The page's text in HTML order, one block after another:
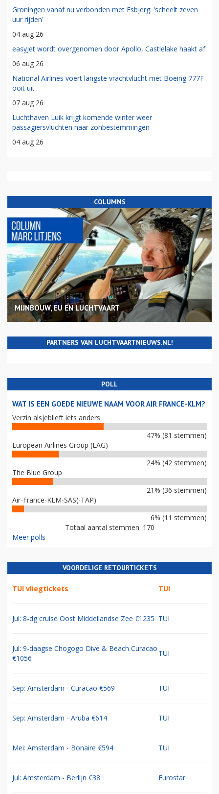
Groningen vanaf nu verbonden met Esbjerg: 'scheelt zeven
uur rijden'
04 aug 26
easyJet wordt overgenomen door Apollo, Castlelake haakt af
06 aug 26
National Airlines voert langste vrachtvlucht met Boeing 777F
ooit uit
07 aug 26
Luchthaven Luik krijgt komende winter weer
passagiersvluchten naar zonbestemmingen
04 aug 26
COLUMNS
MIJNBOUW, EU EN LUCHTVAART
PARTNERS VAN LUCHTVAARTNIEUWS.NL!
POLL
WAT IS EEN GOEDE NIEUWE NAAM VOOR AIR FRANCE-KLM?
Verzin alsjeblieft iets anders
47% (81 stemmen)
European Airlines Group (EAG)
24% (42 stemmen)
The Blue Group
21% (36 stemmen)
Air-France-KLM-SAS(-TAP)
6% (11 stemmen)
Totaal aantal stemmen: 170
Meer polls
VOORDELIGE RETOURTICKETS
TUI vliegtickets TUI
Jul: 8-dg cruise Oost Middellandse Zee €1235 TUI
Jul: 9-daagse Chogogo Dive & Beach Curacao
€1056
TUI
Sep: Amsterdam - Curacao €569 TUI
Sep: Amsterdam - Aruba €614 TUI
Mei: Amsterdam - Bonaire €594 TUI
Jul: Amsterdam - Berlijn €38 Eurostar